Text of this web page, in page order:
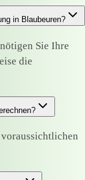
in Blaubeuren?
Sie Ihre
die